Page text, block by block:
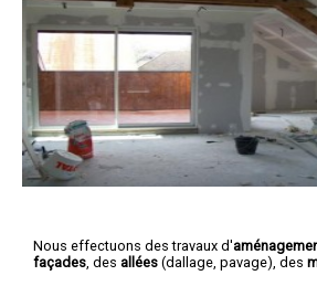
Nous effectuons des travaux d'
façades , des allées (dallage, pavage), des